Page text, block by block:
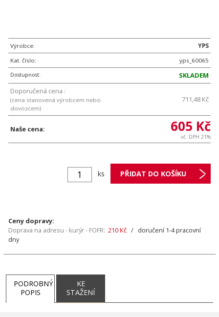
Výrobce:
YPS
Kat. číslo:
yps_60065
Dostupnost:
SKLADEM
Doporučená cena :
(cena stanovená výrobcem nebo
dovozcem)
711,48 Kč
Naše cena: 605 Kč
vč. DPH 21%
ks
Ceny dopravy:
Doprava na adresu - kurýr - FOFR: 210 Kč / doručení 1-4 pracovní
dny
PODROBNÝ
POPIS
KE
STAŽENÍ